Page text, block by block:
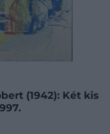
(1942): Két kis